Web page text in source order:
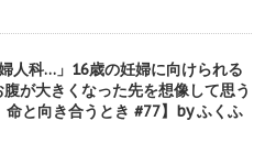
人科…」16歳の妊婦に向けられる
が大きくなった先を想像して思う
命と向き合うとき #77】by ふくふ